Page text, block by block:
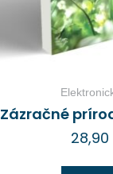
Zázračné
28,90